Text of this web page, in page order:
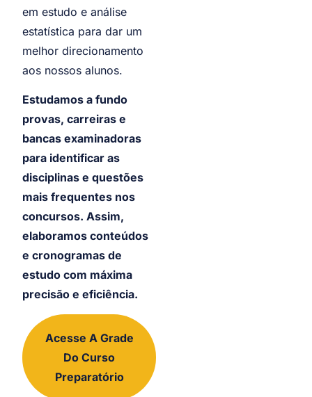
em estudo e análise
estatística para dar um
melhor direcionamento
aos nossos alunos.
Estudamos a fundo
provas, carreiras e
bancas examinadoras
para identificar as
disciplinas e questões
mais frequentes nos
concursos. Assim,
elaboramos conteúdos
e cronogramas de
estudo com máxima
precisão e eficiência.
Acesse A Grade
Do Curso
Preparatório